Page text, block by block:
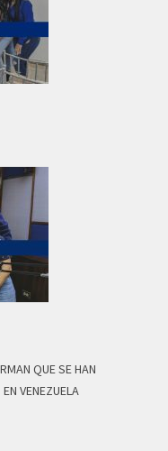
QUE SE HAN
VENEZUELA